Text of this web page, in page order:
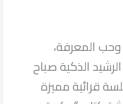
المعرفة،
الذكية صباح
03 سبتمبر 2025م جلسة قرائية مميزة